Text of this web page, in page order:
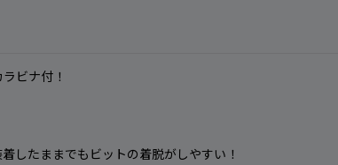
ビナ付！
したままでもビットの着脱がしやすい！